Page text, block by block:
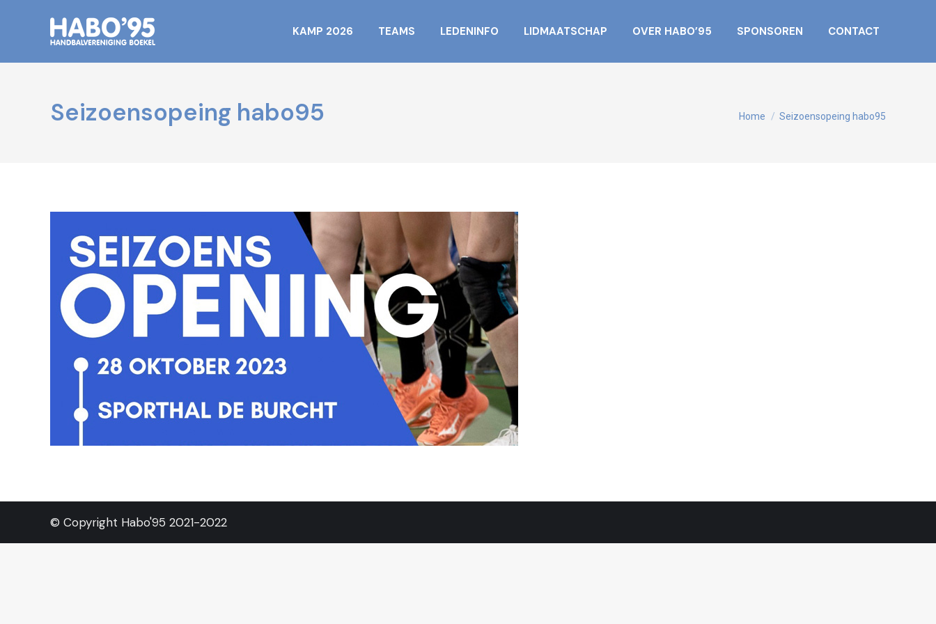
KAMP 2026 TEAMS LEDENINFO LIDMAATSCHAP OVER HABO’95 SPONSOREN CONTACT
Seizoensopeing habo95 Je bent hier:
Home Seizoensopeing habo95
© Copyright Habo'95 2021-2022